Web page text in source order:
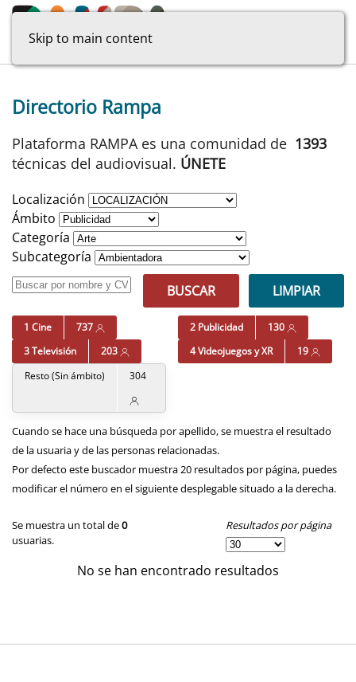
Skip to main content
Directorio Rampa
Plataforma RAMPA es una comunidad de 1393
técnicas del audiovisual. ÚNETE
Localización
Ámbito
Categoría
Subcategoría
BUSCAR
LIMPIAR
1 Cine 737 2 Publicidad
130
3 Televisión
203 4 Videojuegos y XR
19
Resto (Sin ámbito)
304
Cuando se hace una búsqueda por apellido, se muestra el resultado
de la usuaria y de las personas relacionadas.
Por defecto este buscador muestra 20 resultados por página, puedes
modificar el número en el siguiente desplegable situado a la derecha.
Se muestra un total de0
usuarias.
Resultados por página
No se han encontrado resultados